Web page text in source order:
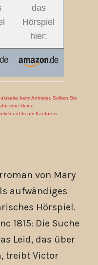
das
Hörspiel
hier:
beim Anbieter. Sollten Sie
eine kleine
nichts am Kaufpreis
von Mary
aufwändiges
Hörspiel.
1815: Die Suche
Leid, das über
treibt Victor